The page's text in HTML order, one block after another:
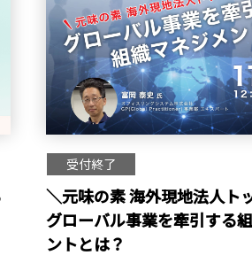
受付終了
＼元味の素 海外現地法人ト
グローバル事業を牽引する
ントとは？